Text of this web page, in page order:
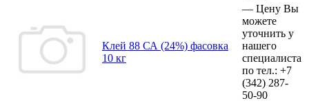
Клей 88 СА (24%) фасовка
10 кг
— Цену Вы
можете
уточнить у
нашего
специалиста
по тел.: +7
(342) 287-
50-90